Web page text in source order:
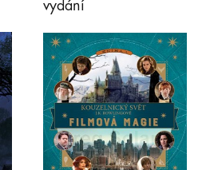
vydání